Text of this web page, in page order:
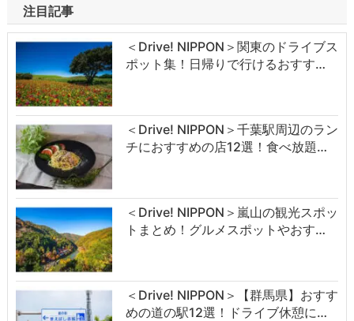
注目記事
＜Drive! NIPPON＞関東のドライブス
ポット集！日帰りで行けるおすす…
＜Drive! NIPPON＞千葉駅周辺のラン
チにおすすめの店12選！食べ放題…
＜Drive! NIPPON＞嵐山の観光スポッ
トまとめ！グルメスポットやおす…
＜Drive! NIPPON＞【群馬県】おすす
めの道の駅12選！ドライブ休憩に…